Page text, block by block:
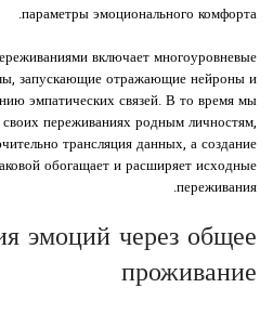
параметры эмоционального комфорта.
включает многоуровневые
запускающие отражающие нейроны и
эмпатических связей. В то время мы
своих переживаниях родным личностям,
трансляция данных, а создание
обогащает и расширяет исходные
переживания.
эмоций через общее
проживание